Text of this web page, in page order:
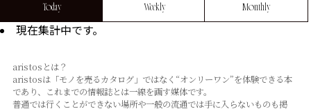
Today Weekly Monthly
現在集計中です。
aristosとは？
aristosは「モノを売るカタログ」ではなく“オンリーワン”を体験できる本
であり、これまでの情報誌とは⼀線を画す媒体です。
普通では⾏くことができない場所や⼀般の流通では⼿に⼊らないものも掲